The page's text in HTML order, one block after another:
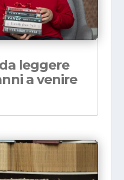
leggere
a venire